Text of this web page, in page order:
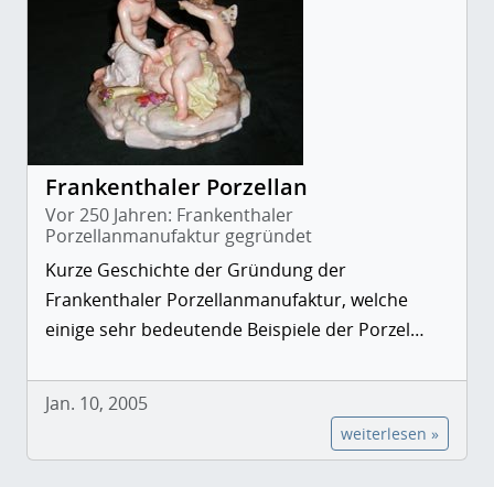
Frankenthaler Porzellan
Vor 250 Jahren: Frankenthaler
Porzellanmanufaktur gegründet
Kurze Geschichte der Gründung der
Frankenthaler Porzellanmanufaktur, welche
einige sehr bedeutende Beispiele der Porzel…
Jan. 10, 2005
weiterlesen »